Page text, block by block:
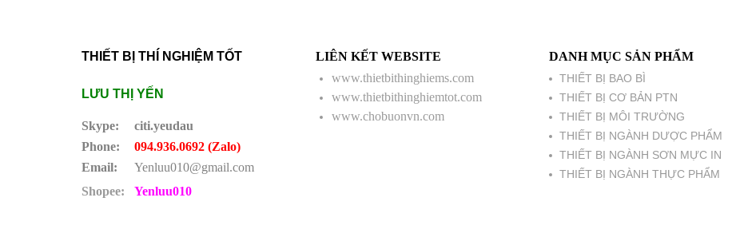
theo
mới
nhất
THIẾT BỊ THÍ NGHIỆM TỐT
LƯU THỊ YẾN
Skype:
citi.yeudau
Phone:
094.936.0692 (Zalo)
Email:
Yenluu010@gmail.com
Shopee:
Yenluu010
LIÊN KẾT WEBSITE
www.thietbithinghiems.com
www.thietbithinghiemtot.com
www.chobuonvn.com
DANH MỤC SẢN PHẨM
THIẾT BỊ BAO BÌ
THIẾT BỊ CƠ BẢN PTN
THIẾT BỊ MÔI TRƯỜNG
THIẾT BỊ NGÀNH DƯỢC PHẨM
THIẾT BỊ NGÀNH SƠN MỰC IN
THIẾT BỊ NGÀNH THỰC PHẨM